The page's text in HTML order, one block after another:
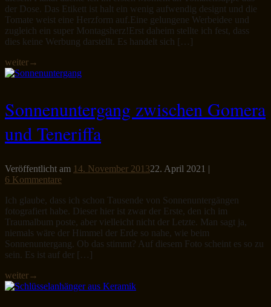
der Dose. Das Etikett ist halt ein wenig aufwendig designt und die
Tomate weist eine Herzform auf.Eine gelungene Werbeidee und
zugleich ein super Montagsherz!Erst daheim stellte ich fest, dass
dies keine Werbung darstellt. Es handelt sich […]
weiter→
Sonnenuntergang zwischen Gomera
und Teneriffa
Veröffentlicht am 14. November 201322. April 2021 |
6 Kommentare
Ich glaube, dass ich schon Tausende von Sonnenuntergängen
fotografiert habe. Dieser hier ist zwar der Erste, den ich im
Traumalbum poste, aber vielleicht nicht der Letzte. Man sagt ja,
niemals wäre der Himmel der Erde so nahe, wie beim
Sonnenuntergang. Ob das stimmt? Auf diesem Foto scheint es so zu
sein. Es ist auf der […]
weiter→